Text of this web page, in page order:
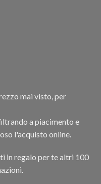
mai visto, per
a piacimento e
l'acquisto online.
in regalo per te altri 100